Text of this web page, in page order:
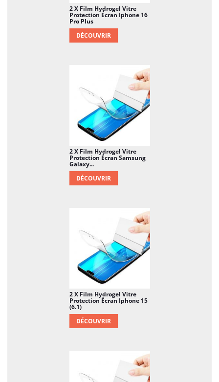
2 X Film Hydrogel Vitre
Protection Écran Iphone 16
Pro Plus
DÉCOUVRIR
2 X Film Hydrogel Vitre
Protection Écran Samsung
Galaxy...
DÉCOUVRIR
2 X Film Hydrogel Vitre
Protection Écran Iphone 15
(6.1)
DÉCOUVRIR